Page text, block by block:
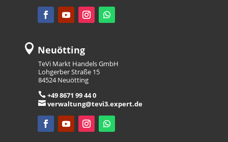
 Neuötting
TeVi Markt Handels GmbH
Lohgerber Straße 15
84524 Neuötting
 +49 8671 99 44 0
 verwaltung@tevi3.expert.de